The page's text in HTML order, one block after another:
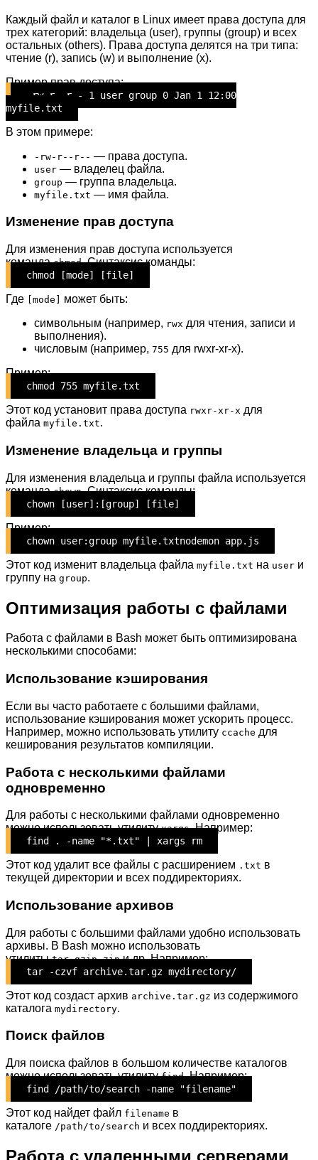
Каждый файл и каталог в Linux имеет права доступа для
трех категорий: владельца (user), группы (group) и всех
остальных (others). Права доступа делятся на три типа:
чтение (r), запись (w) и выполнение (x).
Пример прав доступа:
-rw-r--r-- 1 user group 0 Jan 1 12:00
myfile.txt
В этом примере:
-rw-r--r-- — права доступа.
user — владелец файла.
group — группа владельца.
myfile.txt — имя файла.
Изменение прав доступа
Для изменения прав доступа используется
командаchmod. Синтаксис команды:
chmod [mode] [file]
Где [mode]
может быть:
символьным (например, rwx для чтения, записи и
выполнения).
числовым (например, 755 для rwxr-xr-x).
Пример:
chmod 755 myfile.txt
Этот код установит права доступа rwxr-xr-x для
файла myfile.txt.
Изменение владельца и группы
Для изменения владельца и группы файла используется
командаchown. Синтаксис команды:
chown [user]:[group] [file]
Пример:
chown user:group myfile.txtnodemon app.js
Этот код изменит владельца файла myfile.txt на user и
группу на group.
Оптимизация работы с файлами
Работа с файлами в Bash может быть оптимизирована
несколькими способами:
Использование кэширования
Если вы часто работаете с большими файлами,
использование кэширования может ускорить процесс.
Например, можно использовать утилиту ccache для
кеширования результатов компиляции.
Работа с несколькими файлами
одновременно
Для работы с несколькими файлами одновременно
можно использовать утилитуxargs. Например:
find . -name "*.txt" | xargs rm
Этот код удалит все файлы с расширением .txt в
текущей директории и всех поддиректориях.
Использование архивов
Для работы с большими файлами удобно использовать
архивы. В Bash можно использовать
утилитыtar,gzip,zipи др. Например:
tar -czvf archive.tar.gz mydirectory/
Этот код создаст архив archive.tar.gz из содержимого
каталога mydirectory.
Поиск файлов
Для поиска файлов в большом количестве каталогов
можно использовать утилитуfind. Например:
find /path/to/search -name "filename"
Этот код найдет файл filename в
каталоге /path/to/search и всех поддиректориях.
Работа с удаленными серверами